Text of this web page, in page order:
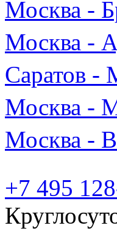
Москва -
Москва -
Саратов -
Москва -
Москва -
+7 495